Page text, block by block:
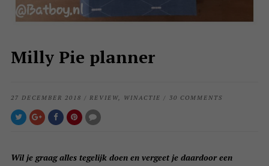
Milly Pie planner
27 DECEMBER 2018 / REVIEW, WINACTIE / 30 COMMENTS
Wil je graag alles tegelijk doen en vergeet je daardoor een